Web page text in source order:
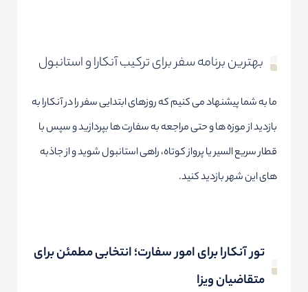
بهترین برنامه سفر برای ترکیب آنکارا و استانبول
ما به شما پیشنهاد می کنیم که روزهای ابتدایی سفر را در آنکارا به
بازدید از موزه ها و حتی مراجعه به سفارت ها بپردازید و سپس با
قطار سریع السیر یا پرواز کوتاه، راهی استانبول شوید و از جاذبه
های این شهر بازدید کنید.
تور آنکارا برای امور سفارت؛ انتخابی مطمئن برای
متقاضیان ویزا